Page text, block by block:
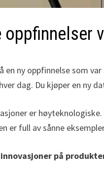
en ny oppfinnelse som
dag. Du kjøper en ny
er
er full av sånne
innovasjoner på